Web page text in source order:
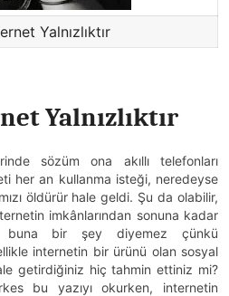
Yalnızlıktır
Yalnızlıktır
sözüm ona akıllı telefonları
her an kullanma isteği, neredeyse
öldürür hale geldi. Şu da olabilir,
imkânlarından sonuna kadar
buna bir şey diyemez çünkü
internetin bir ürünü olan sosyal
getirdiğiniz hiç tahmin ettiniz mi?
bu yazıyı okurken, internetin